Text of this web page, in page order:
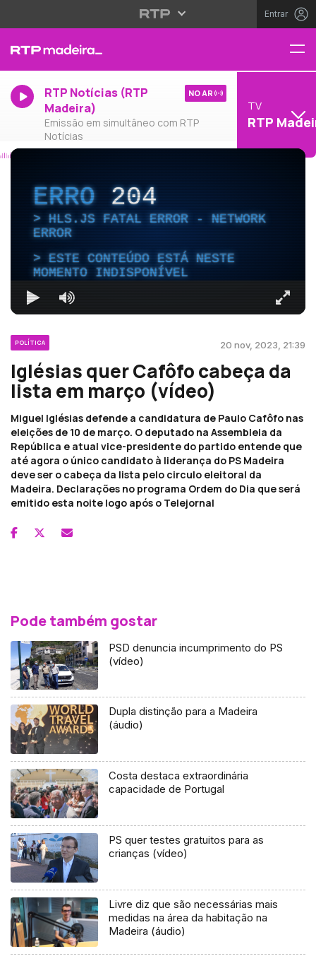
Entrar
RTP Notícias (RTP
Madeira)
Emissão em simultâneo com RTP
Notícias
NO AR
TV
RTP
ERRO204
HLS.JS FATAL ERROR - NETWORK
ERROR
ESTE CONTEÚDO ESTÁ NESTE
MOMENTO INDISPONÍVEL
POLÍTICA 20 nov, 2023, 21:39
Iglésias quer Cafôfo cabeça da
lista em março (vídeo)
Miguel Iglésias defende a candidatura de Paulo Cafôfo nas
eleições de 10 de março. O deputado na Assembleia da
República e atual vice-presidente do partido entende que
até agora o único candidato à liderança do PS Madeira
deve ser o cabeça da lista pelo circulo eleitoral da
Madeira. Declarações no programa Ordem do Dia que será
emitido esta noite logo após o Telejornal
Pode também gostar
PSD denuncia incumprimento do PS
(vídeo)
Dupla distinção para a Madeira
(áudio)
Costa destaca extraordinária
capacidade de Portugal
PS quer testes gratuitos para as
crianças (vídeo)
Livre diz que são necessárias mais
medidas na área da habitação na
Madeira (áudio)